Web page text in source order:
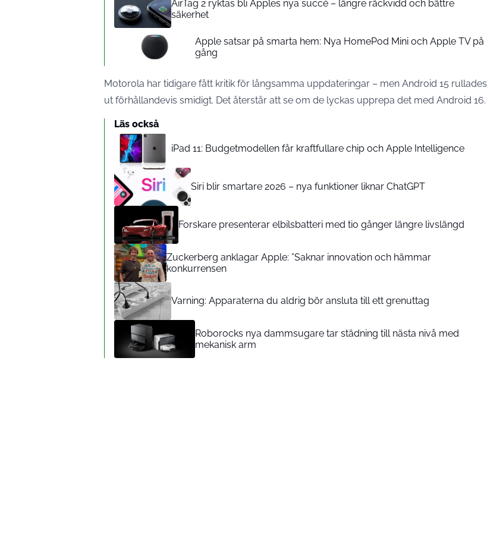
AirTag 2 ryktas bli Apples nya succé – längre räckvidd och bättre
säkerhet
Apple satsar på smarta hem: Nya HomePod Mini och Apple TV på
gång
Motorola har tidigare fått kritik för långsamma uppdateringar – men Android 15 rullades
ut förhållandevis smidigt. Det återstår att se om de lyckas upprepa det med Android 16.
Läs också
iPad 11: Budgetmodellen får kraftfullare chip och Apple Intelligence
Siri blir smartare 2026 – nya funktioner liknar ChatGPT
Forskare presenterar elbilsbatteri med tio gånger längre livslängd
Zuckerberg anklagar Apple: ”Saknar innovation och hämmar
konkurrensen
Varning: Apparaterna du aldrig bör ansluta till ett grenuttag
Roborocks nya dammsugare tar städning till nästa nivå med
mekanisk arm